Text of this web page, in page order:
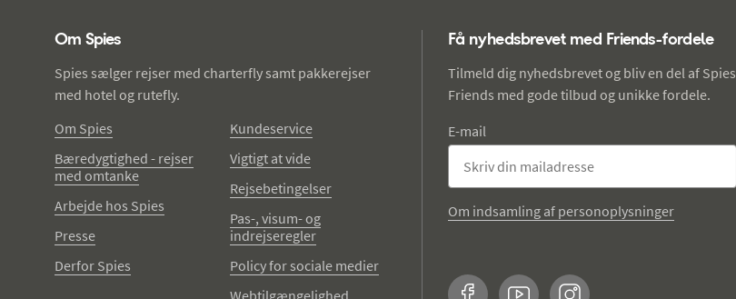
Om Spies
Spies sælger rejser med charterfly samt pakkerejser
med hotel og rutefly.
Om Spies
Bæredygtighed - rejser
med omtanke
Arbejde hos Spies
Presse
Derfor Spies
Kundeservice
Vigtigt at vide
Rejsebetingelser
Pas-, visum- og
indrejseregler
Policy for sociale medier
Webtilgængelighed
Få nyhedsbrevet med Friends-fordele
Tilmeld dig nyhedsbrevet og bliv en del af Spies
Friends med gode tilbud og unikke fordele.
E-mail
Om indsamling af personoplysninger